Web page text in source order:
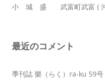
小 城 盛 武富町武富 (
最近のコメント
季刊誌 樂（らく）ra-ku 59